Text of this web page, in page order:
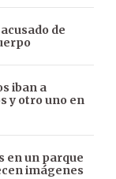
de
iban a
y otro uno en
en un parque
imágenes